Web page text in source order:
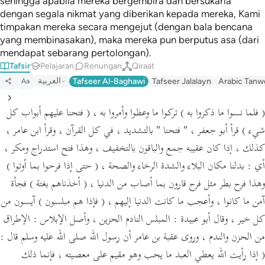
dengan segala nikmat yang diberikan kepada mereka, Kami
timpakan mereka secara mengejut (dengan bala bencana
yang membinasakan), maka mereka pun berputus asa (dari
mendapat sebarang pertolongan).
Tafsir Pelajaran Renungan Qiraat
Aa العربية Tafseer Al-Baghawi Tafseer Jalalayn Arabic
( فلما نسوا ما ذكروا به ) تركوا ما وعظوا وأمروا به ، ( فتحنا عليهم أبواب كل
شيء ) قرأ أبو جعفر ، " فتحنا " بالتشديد ، في كل القرآن ، وقرأ ابن عامر ،
كذلك ، إذا كان عقيبه جمع والباقون بالتخفيف ، وهذا فتح استدراج ومكر ،
أي : بدلنا مكان البلاء والشدة الرخاء والصحة ، ( حتى إذا فرحوا بما أوتوا )
وهذا فرح بطر مثل فرح قارون بما أصاب من الدنيا ، ( أخذناهم بغتة ) فجأة
آمن ما كانوا ، وأعجب ما كانت الدنيا إليهم ، ( فإذا هم مبلسون ) آيسون من
كل خير ، وقال أبو عبيدة : المبلس النادم الحزين ، وأصل الإبلاس : الإطراق
من الحزن والندم ، وروى عقبة بن عامر أن رسول الله صلى الله عليه وسلم قال :
( إذا رأيت الله يعطي العبد ما يحب وهو مقيم على معصيته ، فإنما ذلك